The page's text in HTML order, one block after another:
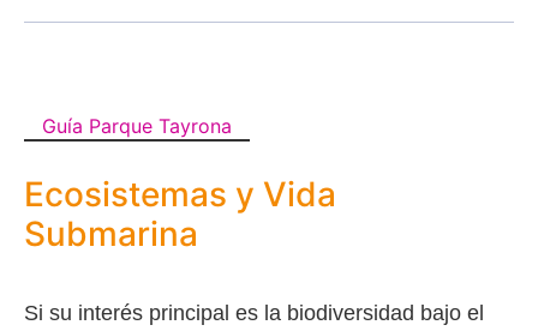
Guía Parque Tayrona
Ecosistemas y Vida
Submarina
Si su interés principal es la biodiversidad bajo el